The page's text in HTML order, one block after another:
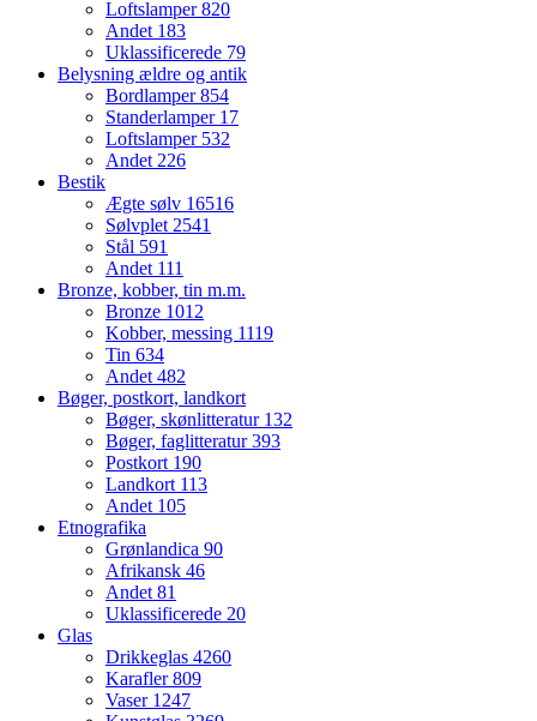
Loftslamper820
Andet 183
Uklassificerede 79
Belysning ældre og antik
Bordlamper854
Standerlamper 17
Loftslamper 532
Andet226
Bestik
Ægte sølv 16516
Sølvplet2541
Stål 591
Andet 111
Bronze, kobber, tin m.m.
Bronze 1012
Kobber, messing 1119
Tin 634
Andet482
Bøger, postkort, landkort
Bøger, skønlitteratur 132
Bøger, faglitteratur393
Postkort 190
Landkort 113
Andet 105
Etnografika
Grønlandica 90
Afrikansk 46
Andet81
Uklassificerede 20
Glas
Drikkeglas 4260
Karafler809
Vaser 1247